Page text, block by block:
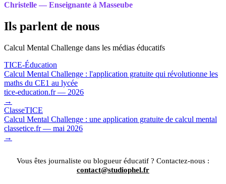
Christelle — Enseignante à Masseube
Ils parlent de nous
Calcul Mental Challenge dans les médias éducatifs
TICE-Éducation
Calcul Mental Challenge : l'application gratuite qui révolutionne les
maths du CE1 au lycée
tice-education.fr — 2026
→
ClasseTICE
Calcul Mental Challenge : une application gratuite de calcul mental
classetice.fr — mai 2026
→
Vous êtes journaliste ou blogueur éducatif ? Contactez-nous :
contact@studiophel.fr